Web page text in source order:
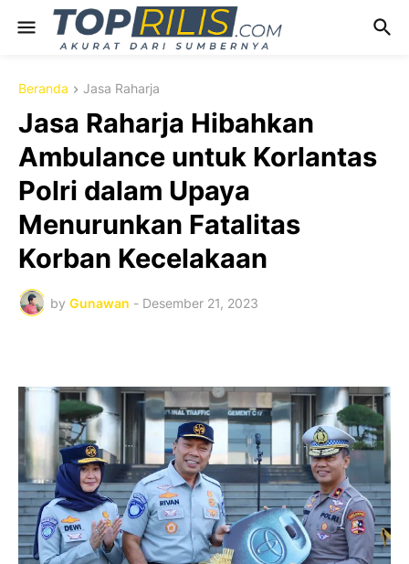
Beranda Jasa Raharja
Jasa Raharja Hibahkan
Ambulance untuk Korlantas
Polri dalam Upaya
Menurunkan Fatalitas
Korban Kecelakaan
by Gunawan - Desember 21, 2023